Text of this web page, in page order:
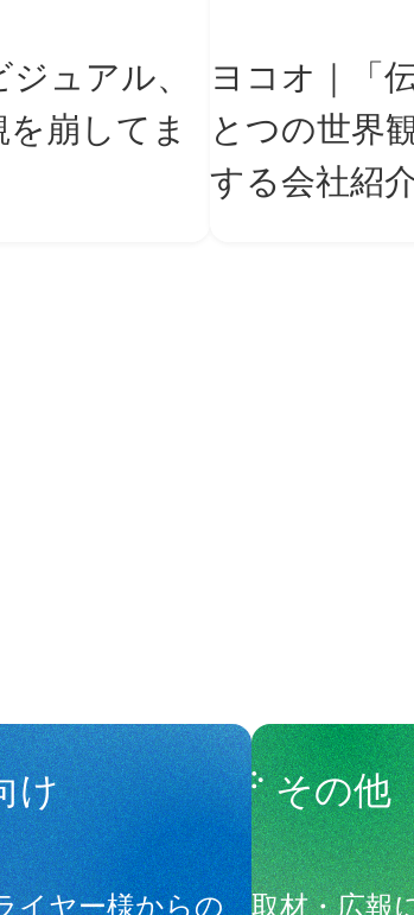
ュアル、
崩してま
ヨコオ｜「
とつの世界
する会社紹
け
イヤー様からの
その他
取材・広報